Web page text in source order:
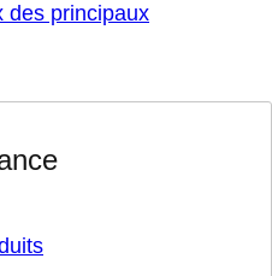
des principaux